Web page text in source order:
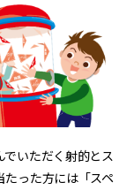
いただく射的とス
たった方には「スペ